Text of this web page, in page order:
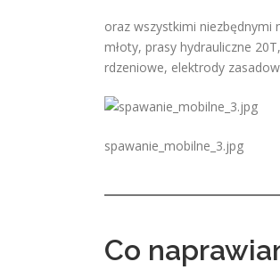
oraz wszystkimi niezbędnymi
młoty, prasy hydrauliczne
rdzeniowe, elektrody
spawanie_mobilne_3.jpg
Co